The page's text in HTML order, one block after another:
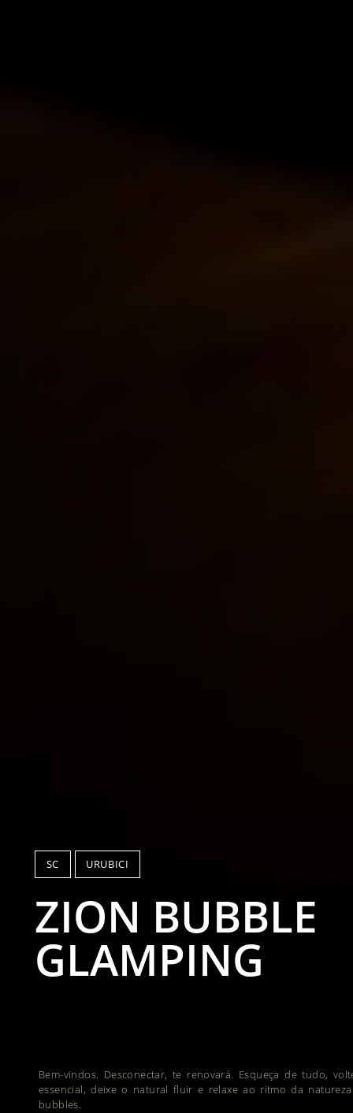
SC URUBICI
ZION BUBBLE
GLAMPING
Bem-vindos. Desconectar, te renovará. Esqueça de tudo,
essencial, deixe o natural fluir e relaxe ao ritmo da
bubbles.